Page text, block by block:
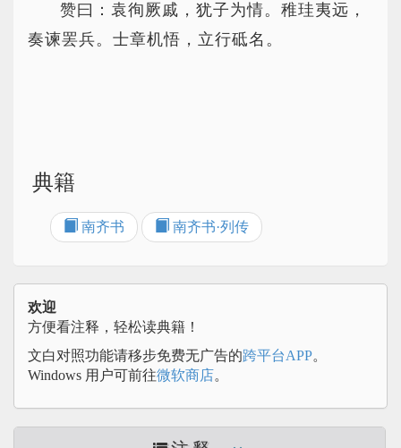
赞曰：袁徇厥戚，犹子为情。稚珪夷远，
奏谏罢兵。士章机悟，立行砥名。
典籍
南齐书 南齐书·列传
欢迎
方便看注释，轻松读典籍！
文白对照功能请移步免费无广告的跨平台APP。
Windows 用户可前往微软商店。